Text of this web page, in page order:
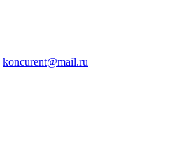
koncurent@mail.ru